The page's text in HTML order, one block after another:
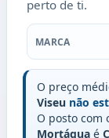
perto de ti.
Marca
MARCA
O preço
Viseu não
O posto com
Mortágua é